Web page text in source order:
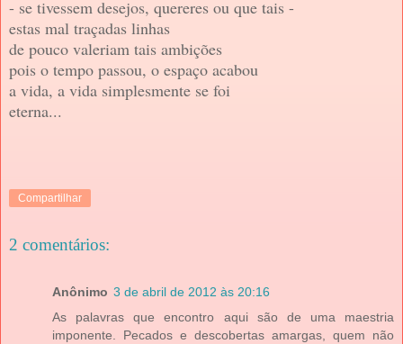
- se tivessem desejos, quereres ou que tais -
estas mal traçadas linhas
de pouco valeriam tais ambições
pois o tempo passou, o espaço acabou
a vida, a vida simplesmente se foi
eterna...
Compartilhar
2 comentários:
Anônimo 3 de abril de 2012 às 20:16
As palavras que encontro aqui são de uma maestria
imponente. Pecados e descobertas amargas, quem não